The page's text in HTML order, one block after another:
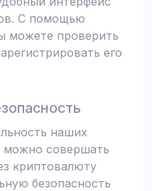
С помощью
можете проверить
его
наших
можно совершать
криптовалюту
безопасность